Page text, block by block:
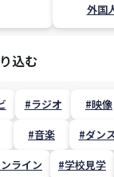
外国
込む
#ラジオ #映像
#音楽 #ダン
ライン #学校見学